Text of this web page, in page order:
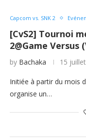
Capcom vs. SNK 2
[CvS2] Tournoi
2@Game Versus
by Bachaka 15
Initiée à partir du mois
organise un…